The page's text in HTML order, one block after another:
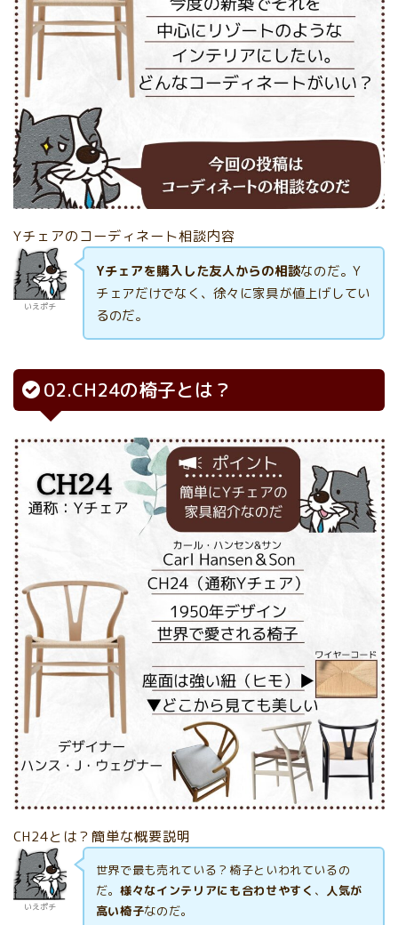
Yチェアのコーディネート相談内容
いえポチ
Yチェアを購入した友人からの相談なのだ。Y
チェアだけでなく、徐々に家具が値上げしてい
るのだ。
02.CH24の椅子とは？
CH24とは？簡単な概要説明
いえポチ
世界で最も売れている？椅子といわれているの
だ。様々なインテリアにも合わせやすく 、 人気が
高い椅子なのだ。